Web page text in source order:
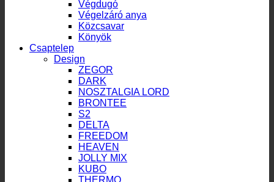
Végdugó
Végelzáró anya
Közcsavar
Könyök
Csaptelep
Design
ZEGOR
DARK
NOSZTALGIA LORD
BRONTEE
S2
DELTA
FREEDOM
HEAVEN
JOLLY MIX
KUBO
THERMO